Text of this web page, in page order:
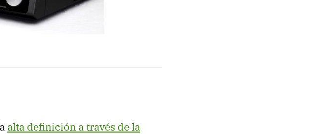
alta definición a través de la